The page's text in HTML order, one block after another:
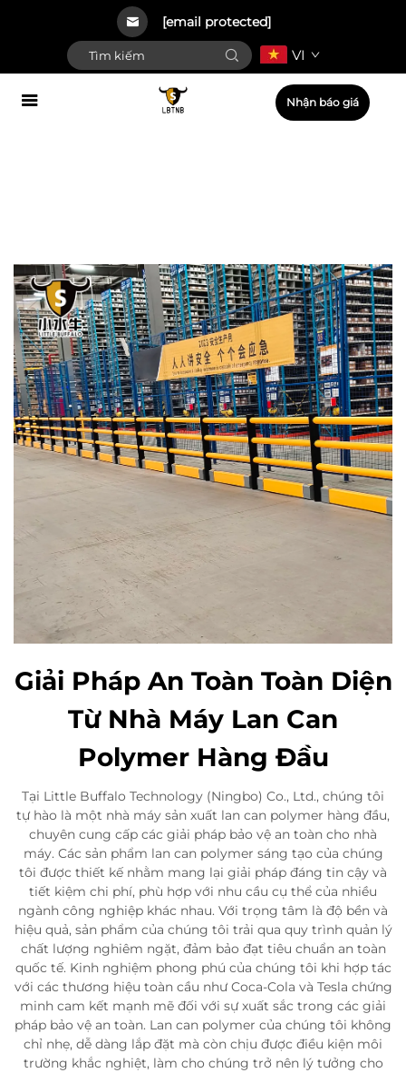
[email protected]
VI
Nhận báo giá
Giải Pháp An Toàn Toàn Diện
Từ Nhà Máy Lan Can
Polymer Hàng Đầu
Tại Little Buffalo Technology (Ningbo) Co., Ltd., chúng tôi
tự hào là một nhà máy sản xuất lan can polymer hàng đầu,
chuyên cung cấp các giải pháp bảo vệ an toàn cho nhà
máy. Các sản phẩm lan can polymer sáng tạo của chúng
tôi được thiết kế nhằm mang lại giải pháp đáng tin cậy và
tiết kiệm chi phí, phù hợp với nhu cầu cụ thể của nhiều
ngành công nghiệp khác nhau. Với trọng tâm là độ bền và
hiệu quả, sản phẩm của chúng tôi trải qua quy trình quản lý
chất lượng nghiêm ngặt, đảm bảo đạt tiêu chuẩn an toàn
quốc tế. Kinh nghiệm phong phú của chúng tôi khi hợp tác
với các thương hiệu toàn cầu như Coca-Cola và Tesla chứng
minh cam kết mạnh mẽ đối với sự xuất sắc trong các giải
pháp bảo vệ an toàn. Lan can polymer của chúng tôi không
chỉ nhẹ, dễ dàng lắp đặt mà còn chịu được điều kiện môi
trường khắc nghiệt, làm cho chúng trở nên lý tưởng cho